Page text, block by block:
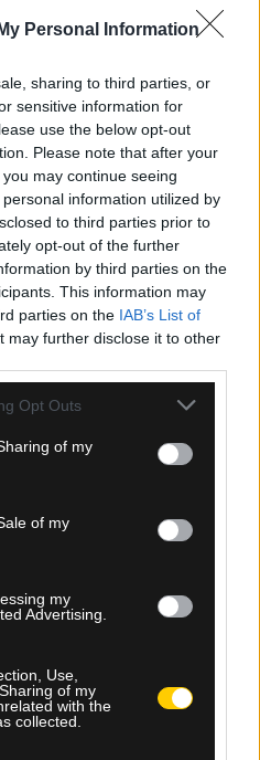
Personal Information
sharing to third parties, or
sensitive information for
use the below opt-out
Please note that after your
may continue seeing
information utilized by
to third parties prior to
opt-out of the further
by third parties on the
This information may
parties on the IAB’s List of
may further disclose it to other
uses one or more Google
behaviour. You may click to
and its third-party tags to
purposes in below Google
Opt Outs
of my
of my
my
Advertising.
Use,
of my
with the
collected.
της Superleague, εξαιτίας
στους αγώνες της 16ης